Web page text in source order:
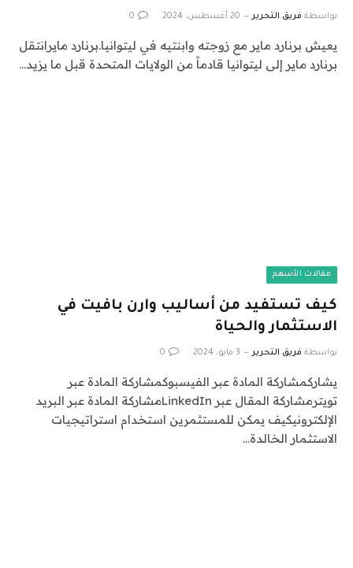
بواسطة فريق التحرير 20 أغسطس، 2024 0
يعيش برنارد ماير مع زوجته وابنتيه في ليتوانيا.برنارد مايرانتقل
برنارد ماير إلى ليتوانيا قادماً من الولايات المتحدة قبل ما يزيد…
مقالات الأسهم
كيف تستفيد من أساليب وارن بافيت في
الاستثمار والحياة
بواسطة فريق التحرير 3 مايو، 2024 0
يشاركمشاركة المادة عبر الفيسبوكمشاركة المادة عبر
تويترمشاركة المقال عبر LinkedInمشاركة المادة عبر البريد
الإلكترونيكيف يمكن للمستثمرين استخدام استراتيجيات
الاستثمار الخالدة…